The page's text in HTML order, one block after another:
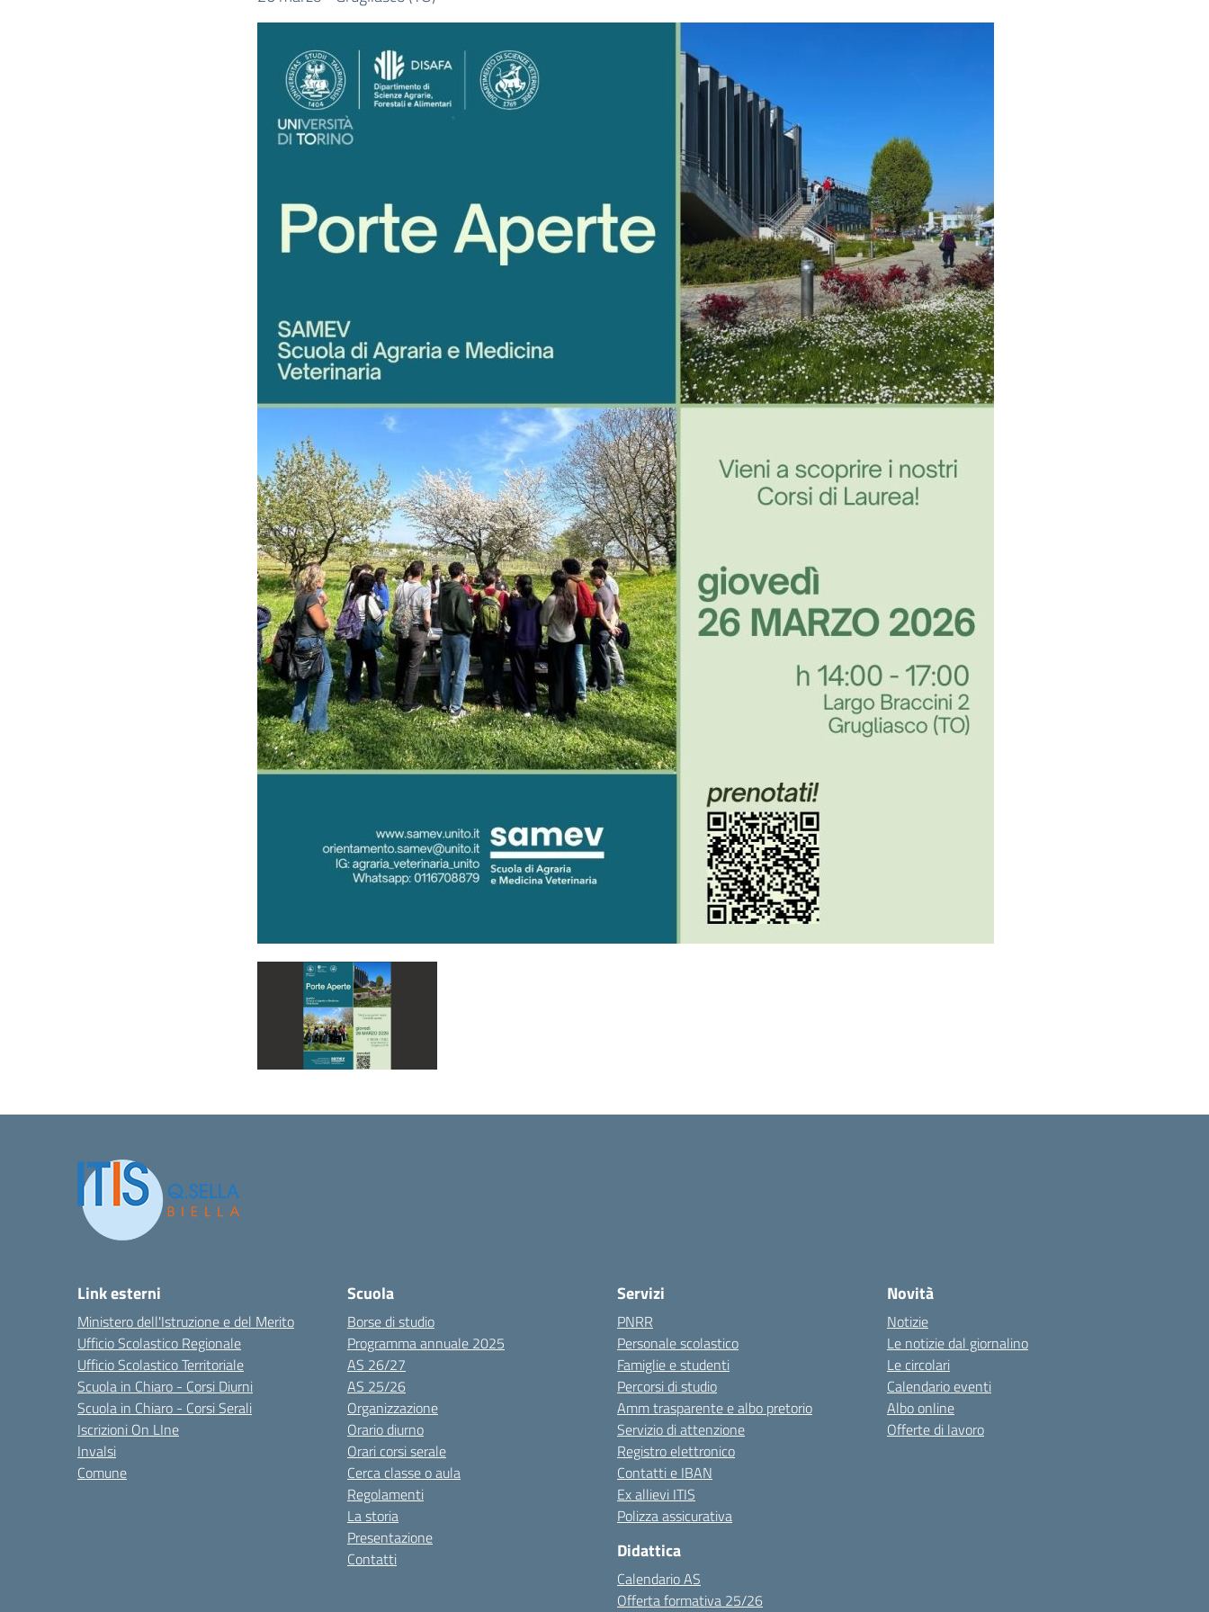
Link esterni
Ministero dell'Istruzione e del Merito
Ufficio Scolastico Regionale
Ufficio Scolastico Territoriale
Scuola in Chiaro - Corsi Diurni
Scuola in Chiaro - Corsi Serali
Iscrizioni On LIne
Invalsi
Comune
Scuola
Borse di studio
Programma annuale 2025
AS 26/27
AS 25/26
Organizzazione
Orario diurno
Orari corsi serale
Cerca classe o aula
Regolamenti
La storia
Presentazione
Contatti
Servizi
PNRR
Personale scolastico
Famiglie e studenti
Percorsi di studio
Amm trasparente e albo pretorio
Servizio di attenzione
Registro elettronico
Contatti e IBAN
Ex allievi ITIS
Polizza assicurativa
Didattica
Calendario AS
Offerta formativa 25/26
Novità
Notizie
Le notizie dal giornalino
Le circolari
Calendario eventi
Albo online
Offerte di lavoro